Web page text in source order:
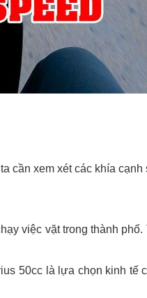
cần xem xét các khía cạnh
việc vặt trong thành phố.
50cc là lựa chọn kinh tế